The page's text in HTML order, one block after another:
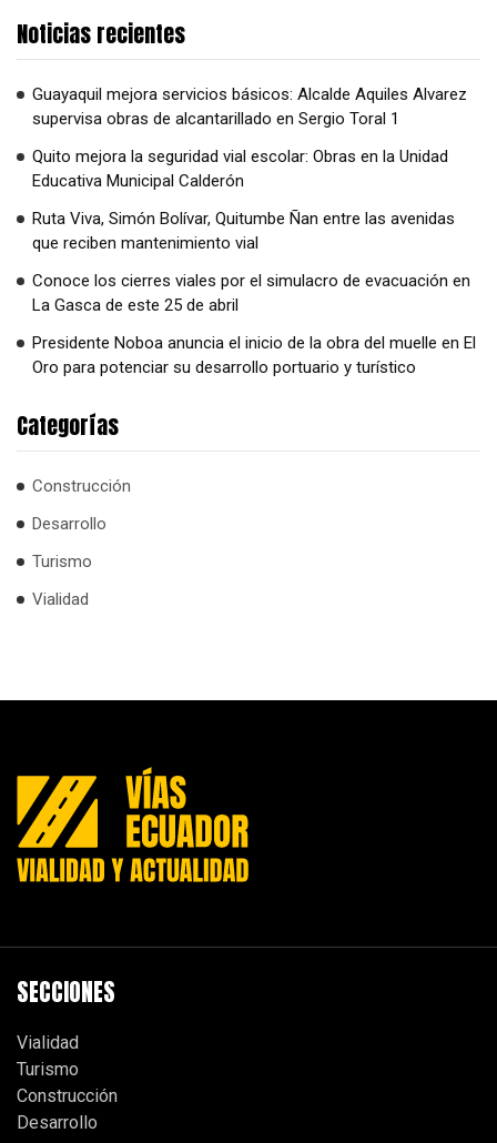
Noticias recientes
Guayaquil mejora servicios básicos: Alcalde Aquiles Alvarez
supervisa obras de alcantarillado en Sergio Toral 1
Quito mejora la seguridad vial escolar: Obras en la Unidad
Educativa Municipal Calderón
Ruta Viva, Simón Bolívar, Quitumbe Ñan entre las avenidas
que reciben mantenimiento vial
Conoce los cierres viales por el simulacro de evacuación en
La Gasca de este 25 de abril
Presidente Noboa anuncia el inicio de la obra del muelle en El
Oro para potenciar su desarrollo portuario y turístico
Categorías
Construcción
Desarrollo
Turismo
Vialidad
SECCIONES
Vialidad
Turismo
Construcción
Desarrollo